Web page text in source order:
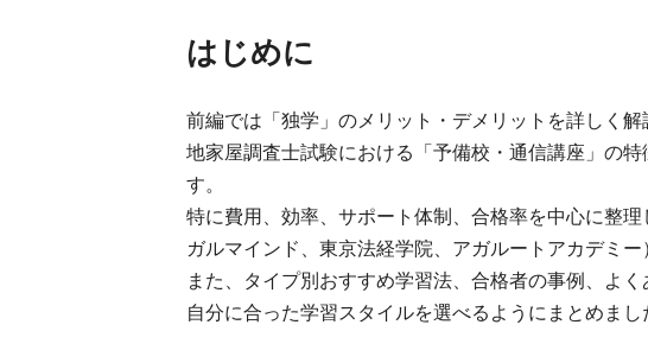
はじめに
前編では「独学」のメリット・デメリットを詳しく
地家屋調査士試験における「予備校・通信講座」の
す。
特に費用、効率、サポート体制、合格率を中心に整
ガルマインド、東京法経学院、アガルートアカデミー
また、タイプ別おすすめ学習法、合格者の事例、よ
自分に合った学習スタイルを選べるようにまとめまし